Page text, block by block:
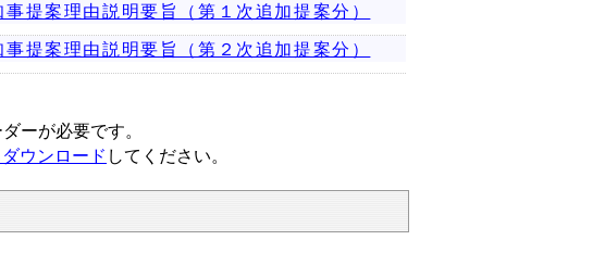
提案理由説明要旨（第１次追加提案分）
提案理由説明要旨（第２次追加提案分）
ーが必要です。
ウンロード してください。